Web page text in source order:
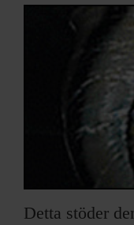
SHOP
KONTAKTA
SKRIV I F&F
Detta stöder